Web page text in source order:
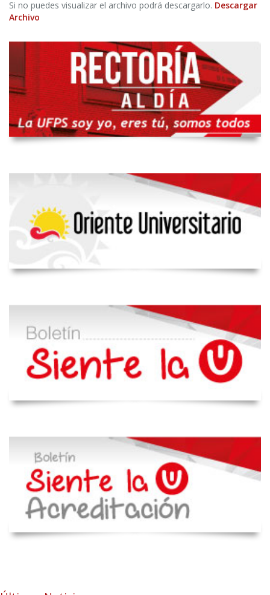
Si no puedes visualizar el archivo podrá descargarlo. Descargar
Archivo